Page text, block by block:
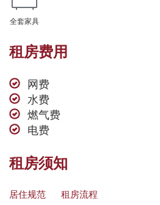
全套家具
租房费用
网费
水费
燃气费
电费
租房须知
居住规范 租房流程